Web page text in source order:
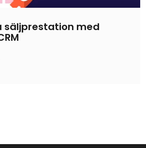
säljprestation med